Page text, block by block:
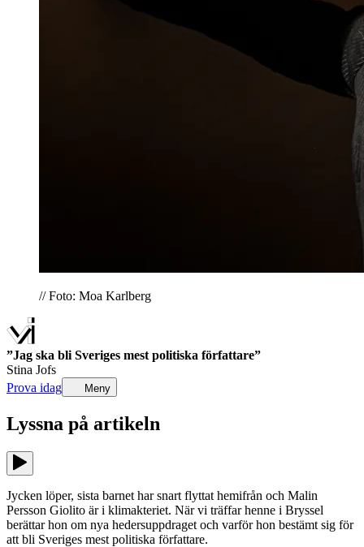
// Foto: Moa Karlberg
”Jag ska bli Sveriges mest politiska författare”
Stina Jofs
Prova idag
Meny
Lyssna på artikeln
Jycken löper, sista barnet har snart flyttat hemifrån och Malin
Persson Giolito är i klimakteriet. När vi träffar henne i Bryssel
berättar hon om nya hedersuppdraget och varför hon bestämt sig för
att bli Sveriges mest politiska författare.